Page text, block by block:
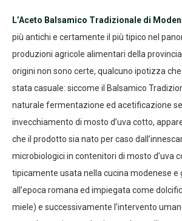
L’Aceto Balsamico Tradizionale di
più antichi e certamente il più tipico nel
produzioni agricole alimentari della
origini non sono certe, qualcuno ipotizza
stata casuale: siccome il Balsamico
naturale fermentazione ed acetificazione
invecchiamento di mosto d’uva cotto,
che il prodotto sia nato per caso
microbiologici in contenitori di mosto d’uva
tipicamente usata nella cucina modenese e
all’epoca romana ed impiegata come
miele) e successivamente l’intervento